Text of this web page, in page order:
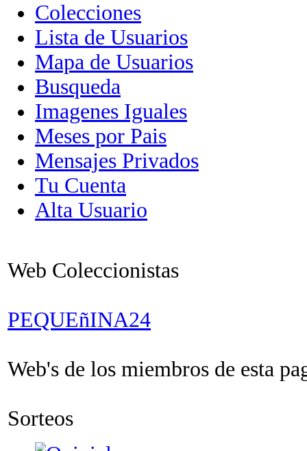
Colecciones
Lista de Usuarios
Mapa de Usuarios
Busqueda
Imagenes Iguales
Meses por Pais
Mensajes Privados
Tu Cuenta
Alta Usuario
Web Coleccionistas
PEQUEñINA24
Web's de los miembros de esta
Sorteos